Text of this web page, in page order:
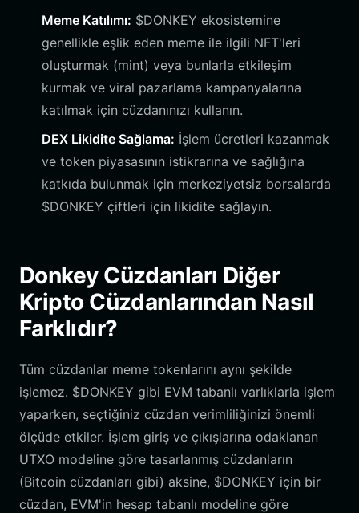
Meme Katılımı: $DONKEY ekosistemine
genellikle eşlik eden meme ile ilgili NFT'leri
oluşturmak (mint) veya bunlarla etkileşim
kurmak ve viral pazarlama kampanyalarına
katılmak için cüzdanınızı kullanın.
DEX Likidite Sağlama: İşlem ücretleri kazanmak
ve token piyasasının istikrarına ve sağlığına
katkıda bulunmak için merkeziyetsiz borsalarda
$DONKEY çiftleri için likidite sağlayın.
Donkey Cüzdanları Diğer
Kripto Cüzdanlarından Nasıl
Farklıdır?
Tüm cüzdanlar meme tokenlarını aynı şekilde
işlemez. $DONKEY gibi EVM tabanlı varlıklarla işlem
yaparken, seçtiğiniz cüzdan verimliliğinizi önemli
ölçüde etkiler. İşlem giriş ve çıkışlarına odaklanan
UTXO modeline göre tasarlanmış cüzdanların
(Bitcoin cüzdanları gibi) aksine, $DONKEY için bir
cüzdan, EVM'in hesap tabanlı modeline göre